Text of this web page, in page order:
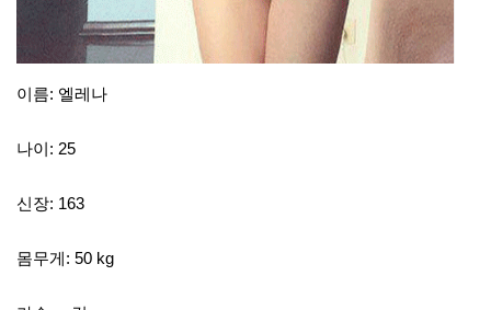
이름: 엘레나
나이: 25
신장: 163
몸무게: 50 kg